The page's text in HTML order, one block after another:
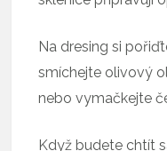
Na dresing si
smíchejte olivový
nebo vymačkejte
Když budete chtít